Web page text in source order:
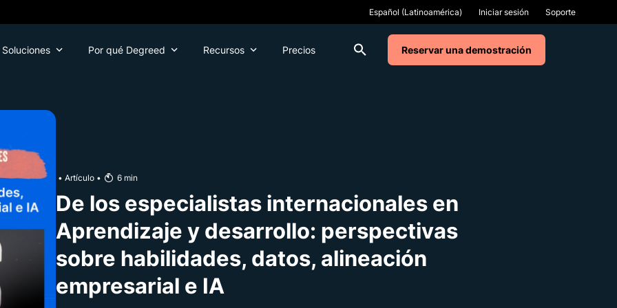
Iniciar sesión Soporte
Soluciones Por qué Degreed Recursos Precios Reservar una demostración
• Artículo • 6 min
De los especialistas internacionales en
Aprendizaje y desarrollo: perspectivas
sobre habilidades, datos, alineación
empresarial e IA